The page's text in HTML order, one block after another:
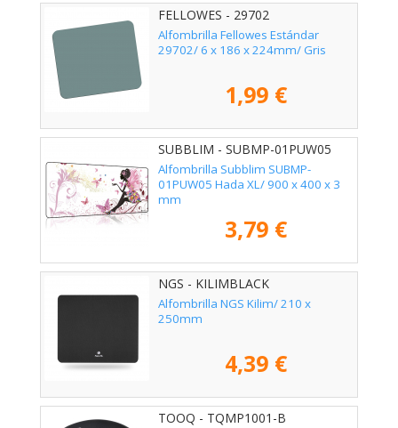
FELLOWES - 29702
Alfombrilla Fellowes Estándar
29702/ 6 x 186 x 224mm/ Gris
1,99 €
SUBBLIM - SUBMP-01PUW05
Alfombrilla Subblim SUBMP-
01PUW05 Hada XL/ 900 x 400 x 3
mm
3,79 €
NGS - KILIMBLACK
Alfombrilla NGS Kilim/ 210 x
250mm
4,39 €
TOOQ - TQMP1001-B